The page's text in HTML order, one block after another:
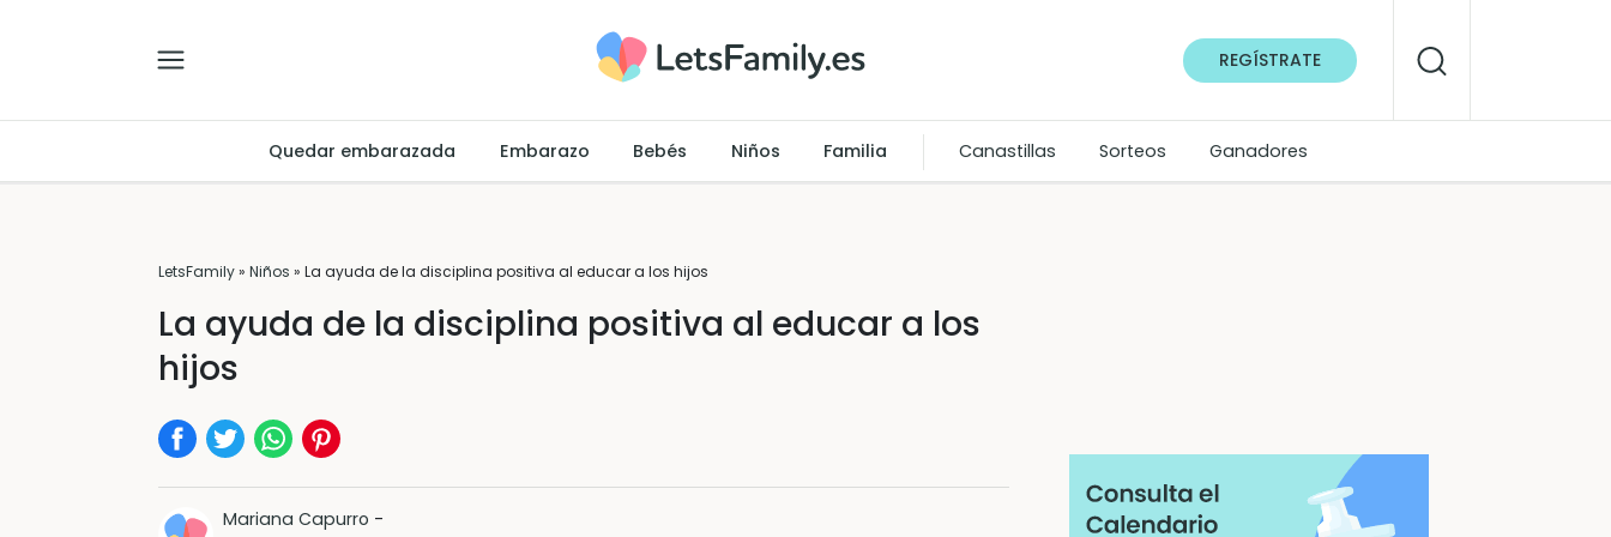
REGÍSTRATE
Quedar embarazada Embarazo Bebés Niños Familia Canastillas Sorteos Ganadores
LetsFamily» Niños » La ayuda de la disciplina positiva al educar a los hijos
La ayuda de la disciplina positiva al educar a los
hijos
Mariana Capurro -